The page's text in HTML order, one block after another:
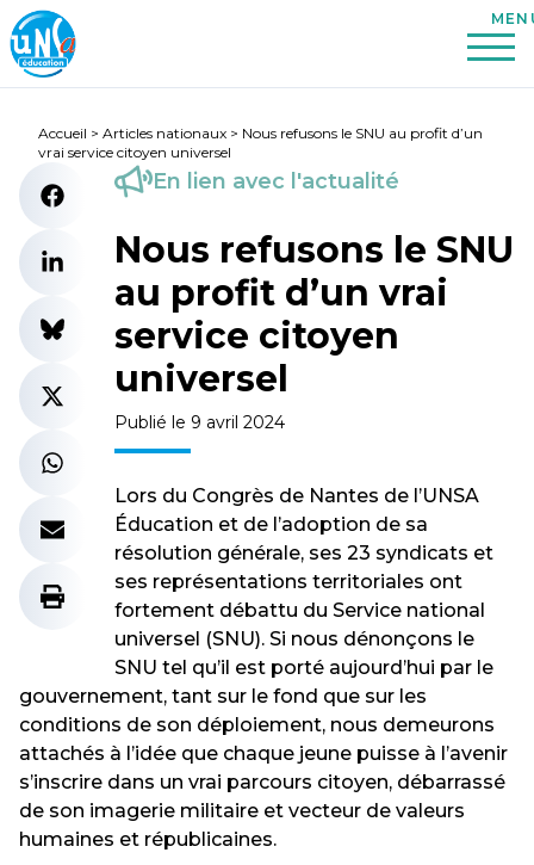
Accueil > Articles nationaux > Nous refusons le SNU au profit d’un
vrai service citoyen universel
En lien avec l'actualité
Nous refusons le SNU
au profit d’un vrai
service citoyen
universel
Publié le 9 avril 2024
Lors du Congrès de Nantes de l’UNSA
Éducation et de l’adoption de sa
résolution générale, ses 23 syndicats et
ses représentations territoriales ont
fortement débattu du Service national
universel (SNU). Si nous dénonçons le
SNU tel qu’il est porté aujourd’hui par le
gouvernement, tant sur le fond que sur les
conditions de son déploiement, nous demeurons
attachés à l’idée que chaque jeune puisse à l’avenir
s’inscrire dans un vrai parcours citoyen, débarrassé
de son imagerie militaire et vecteur de valeurs
humaines et républicaines.